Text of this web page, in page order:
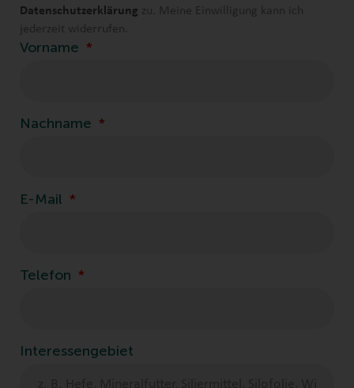
Datenschutzerklärung zu. Meine Einwilligung kann ich
jederzeit widerrufen.
Vorname
Nachname
E-Mail
Telefon
Interessengebiet